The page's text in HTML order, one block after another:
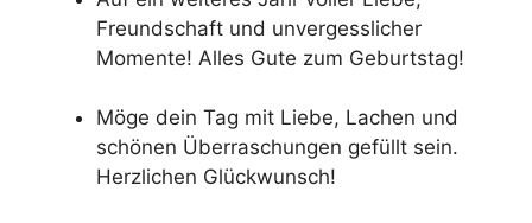
Freundschaft und unvergesslicher
Momente! Alles Gute zum Geburtstag!
Möge dein Tag mit Liebe, Lachen und
schönen Überraschungen gefüllt sein.
Herzlichen Glückwunsch!